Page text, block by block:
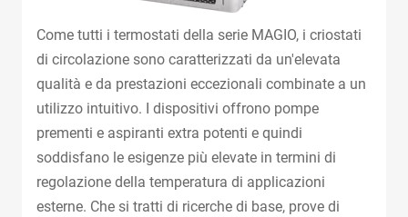
Come tutti i termostati della serie MAGIO, i criostati
di circolazione sono caratterizzati da un'elevata
qualità e da prestazioni eccezionali combinate a un
utilizzo intuitivo. I dispositivi offrono pompe
prementi e aspiranti extra potenti e quindi
soddisfano le esigenze più elevate in termini di
regolazione della temperatura di applicazioni
esterne. Che si tratti di ricerche di base, prove di